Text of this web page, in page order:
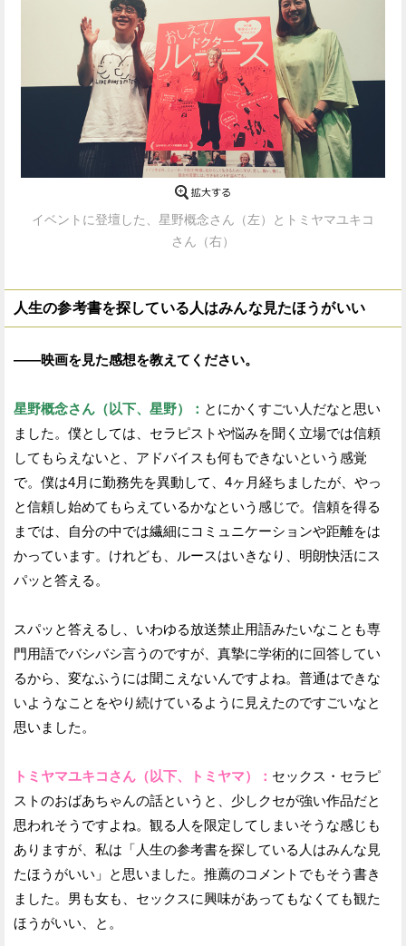
イベントに登壇した、星野概念さん（左）とトミヤマユキコ
さん（右）
人生の参考書を探している人はみんな見たほうがいい
——映画を見た感想を教えてください。
星野概念さん（以下、星野）： とにかくすごい人だなと思い
ました。僕としては、セラピストや悩みを聞く立場では信頼
してもらえないと、アドバイスも何もできないという感覚
で。僕は4月に勤務先を異動して、4ヶ月経ちましたが、やっ
と信頼し始めてもらえているかなという感じで。信頼を得る
までは、自分の中では繊細にコミュニケーションや距離をは
かっています。けれども、ルースはいきなり、明朗快活にス
パッと答える。
スパッと答えるし、いわゆる放送禁止用語みたいなことも専
門用語でバシバシ言うのですが、真摯に学術的に回答してい
るから、変なふうには聞こえないんですよね。普通はできな
いようなことをやり続けているように見えたのですごいなと
思いました。
トミヤマユキコさん（以下、トミヤマ）： セックス・セラピ
ストのおばあちゃんの話というと、少しクセが強い作品だと
思われそうですよね。観る人を限定してしまいそうな感じも
ありますが、私は「人生の参考書を探している人はみんな見
たほうがいい」と思いました。推薦のコメントでもそう書き
ました。男も女も、セックスに興味があってもなくても観た
ほうがいい、と。